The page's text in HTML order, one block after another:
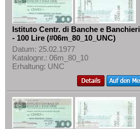
Istituto Centr. di Banche e Banchieri
- 100 Lire (#06m_80_10_UNC)
Datum: 25.02.1977
Katalognr.: 06m_80_10
Erhaltung: UNC